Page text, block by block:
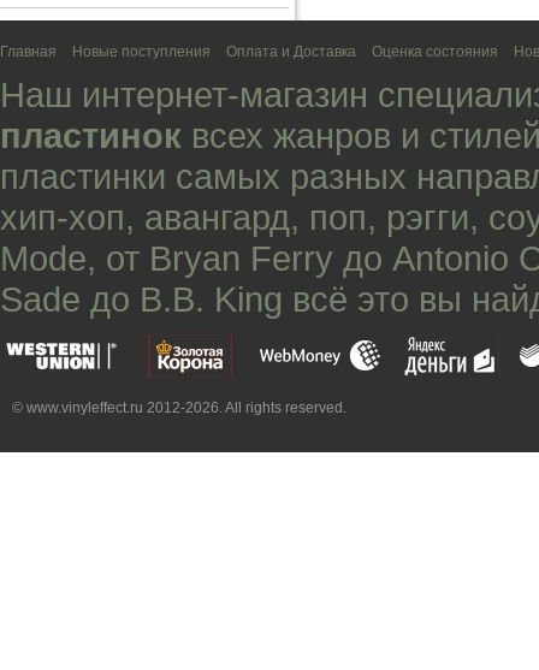
Главная Новые поступления Оплата и Доставка Оценка состояния
Наш интернет-магазин
пластинок всех жанров и
пластинки самых разных
хип-хоп, авангард, поп, рэгги,
Mode, от Bryan Ferry до Antonio
Sade до B.B. King всё это вы
© www.vinyleffect.ru 2012-2026. All rights reserved.